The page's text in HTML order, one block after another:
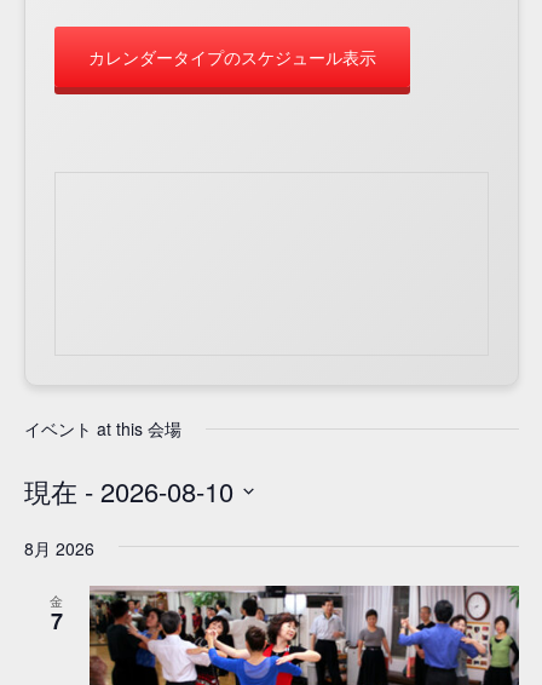
カレンダータイプのスケジュール表示
イベント at this 会場
現在 - 2026-08-10
付
8月 2026
金
7